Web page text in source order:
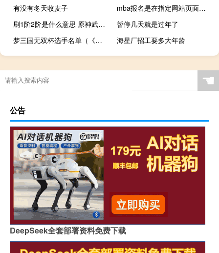
有没有冬天收麦子
mba报名是在指定网站页面才可办理的吗
刷1阶2阶是什么意思 原神武器二阶什么意思
暂停几天就是过年了
梦三国无双杯选手名单（《梦三国》梦三国无双杯攻略）
海星厂招工要多大年龄
☚
公告
DeepSeek全套部署资料免费下载